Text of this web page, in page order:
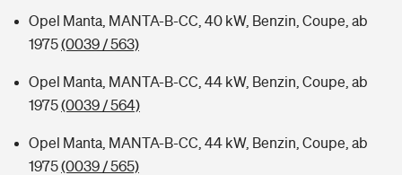
Opel Manta, MANTA-B-CC, 40 kW, Benzin, Coupe, ab
1975(0039 / 563)
Opel Manta, MANTA-B-CC, 44 kW, Benzin, Coupe, ab
1975(0039 / 564)
Opel Manta, MANTA-B-CC, 44 kW, Benzin, Coupe, ab
1975(0039 / 565)